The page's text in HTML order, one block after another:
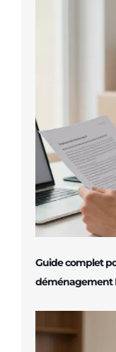
Guide complet
déménagement